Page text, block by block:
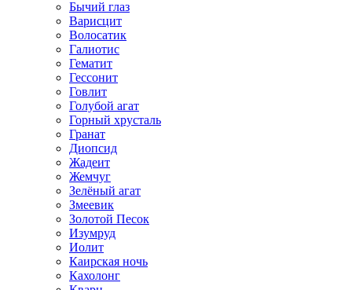
Бычий глаз
Варисцит
Волосатик
Галиотис
Гематит
Гессонит
Говлит
Голубой агат
Горный хрусталь
Гранат
Диопсид
Жадеит
Жемчуг
Зелёный агат
Змеевик
Золотой Песок
Изумруд
Иолит
Каирская ночь
Кахолонг